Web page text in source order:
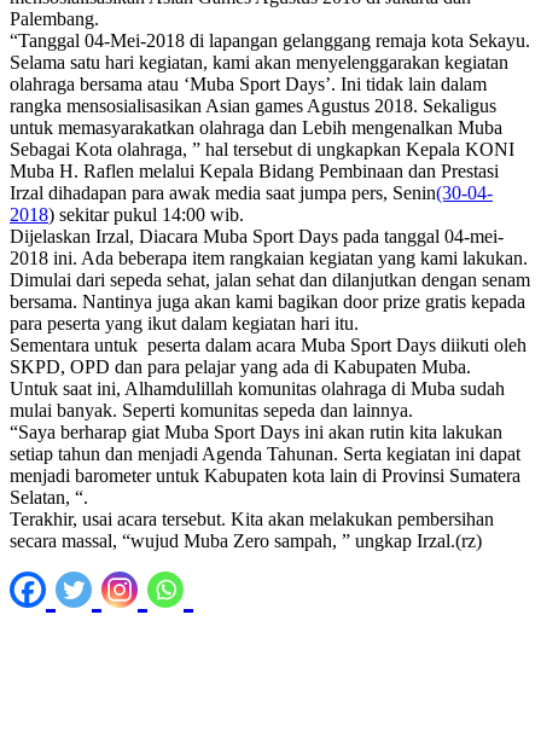
Palembang.
“Tanggal 04-Mei-2018 di lapangan gelanggang remaja kota Sekayu.
Selama satu hari kegiatan, kami akan menyelenggarakan kegiatan
olahraga bersama atau ‘Muba Sport Days’. Ini tidak lain dalam
rangka mensosialisasikan Asian games Agustus 2018. Sekaligus
untuk memasyarakatkan olahraga dan Lebih mengenalkan Muba
Sebagai Kota olahraga, ” hal tersebut di ungkapkan Kepala KONI
Muba H. Raflen melalui Kepala Bidang Pembinaan dan Prestasi
Irzal dihadapan para awak media saat jumpa pers, Senin(30-04-
2018) sekitar pukul 14:00 wib.
Dijelaskan Irzal, Diacara Muba Sport Days pada tanggal 04-mei-
2018 ini. Ada beberapa item rangkaian kegiatan yang kami lakukan.
Dimulai dari sepeda sehat, jalan sehat dan dilanjutkan dengan senam
bersama. Nantinya juga akan kami bagikan door prize gratis kepada
para peserta yang ikut dalam kegiatan hari itu.
Sementara untuk peserta dalam acara Muba Sport Days diikuti oleh
SKPD, OPD dan para pelajar yang ada di Kabupaten Muba.
Untuk saat ini, Alhamdulillah komunitas olahraga di Muba sudah
mulai banyak. Seperti komunitas sepeda dan lainnya.
“Saya berharap giat Muba Sport Days ini akan rutin kita lakukan
setiap tahun dan menjadi Agenda Tahunan. Serta kegiatan ini dapat
menjadi barometer untuk Kabupaten kota lain di Provinsi Sumatera
Selatan, “.
Terakhir, usai acara tersebut. Kita akan melakukan pembersihan
secara massal, “wujud Muba Zero sampah, ” ungkap Irzal.(rz)